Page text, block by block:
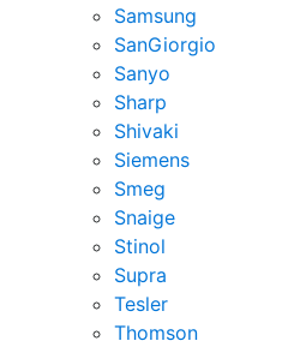
Samsung
SanGiorgio
Sanyo
Sharp
Shivaki
Siemens
Smeg
Snaige
Stinol
Supra
Tesler
Thomson